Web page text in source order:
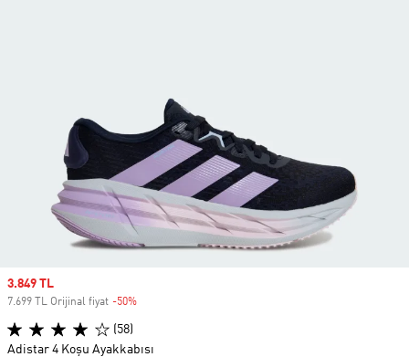
Sale price
3.849 TL
7.699 TL Orijinal fiyat -50%
(58)
Adistar 4 Koşu Ayakkabısı